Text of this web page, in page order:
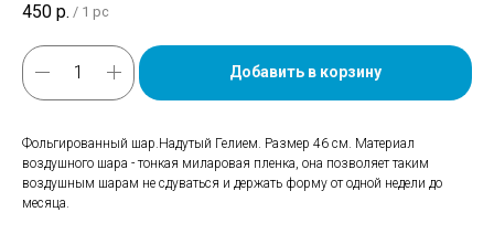
450 р. / 1 pc
Добавить в корзину
Фольгированный шар.Надутый Гелием. Размер 46 см. Материал
воздушного шара - тонкая миларовая пленка, она позволяет таким
воздушным шарам не сдуваться и держать форму от одной недели до
месяца.